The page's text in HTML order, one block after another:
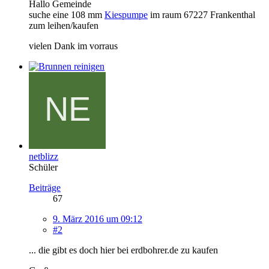
Hallo Gemeinde
suche eine 108 mm Kiespumpe im raum 67227 Frankenthal
zum leihen/kaufen
vielen Dank im vorraus
netblizz
Schüler
Beiträge
67
9. März 2016 um 09:12
#2
... die gibt es doch hier bei erdbohrer.de zu kaufen